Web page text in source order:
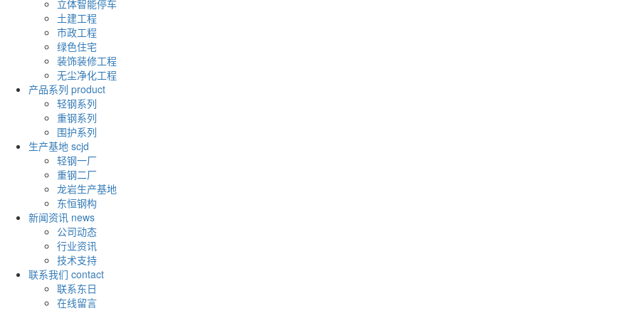
立体智能停车
土建工程
市政工程
绿色住宅
装饰装修工程
无尘净化工程
产品系列 product
轻钢系列
重钢系列
围护系列
生产基地 scjd
轻钢一厂
重钢二厂
龙岩生产基地
东恒钢构
新闻资讯 news
公司动态
行业资讯
技术支持
联系我们 contact
联系东日
在线留言